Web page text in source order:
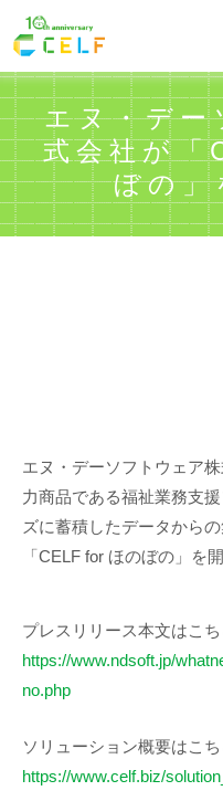
エヌ・デー
式会社が
ぼの」
エヌ・デーソフトウェア
力商品である福祉業務支
ズに蓄積したデータから
「CELF for ほのぼの」を
プレスリリース本文はこち
https://www.ndsoft.jp/
no.php
ソリューション概要はこち
https://www.celf.biz/